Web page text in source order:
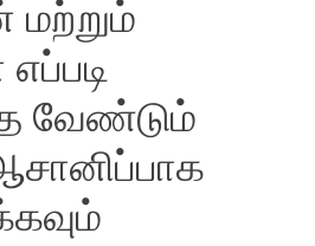
வேண்டும்